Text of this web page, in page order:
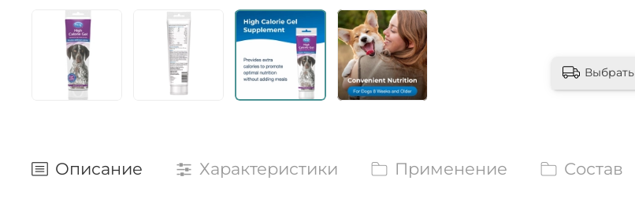
Выбрать
Описание Характеристики Применение Состав